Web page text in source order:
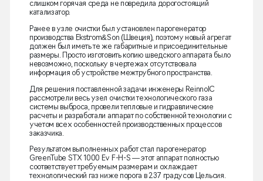
слишком горячая среда не повредила дорогостоящий
катализатор.
Ранее в узле очистки был установлен парогенератор
производства Ekstrom&Son (Швеция), поэтому новый агрегат
должен был иметь те же габаритные и присоединительные
размеры. Просто изготовить копию шведского аппарата было
невозможно, поскольку в чертежах отсутствовала
информация об устройстве межтрубного пространства.
Для решения поставленной задачи инженеры ReinnolC
рассмотрели весь узел очистки технологического газа
системы выброса, провели тепловые и гидравлические
расчеты и разработали аппарат по собственной технологии с
учетом всех особенностей производственных процессов
заказчика.
Результатом выполненных работ стал парогенератор
GreenTube STX 1000 Ev F-H-S — этот аппарат полностью
соответствует требуемым размерам и охлаждает
технологический газ ниже порога в 237 градусов Цельсия.